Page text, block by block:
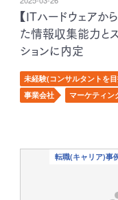
【ITハードウェアか
た情報収集能力と
ションに内定
未経験(コンサルタントを
事業会社
マーケティン
転職(キャリア)事